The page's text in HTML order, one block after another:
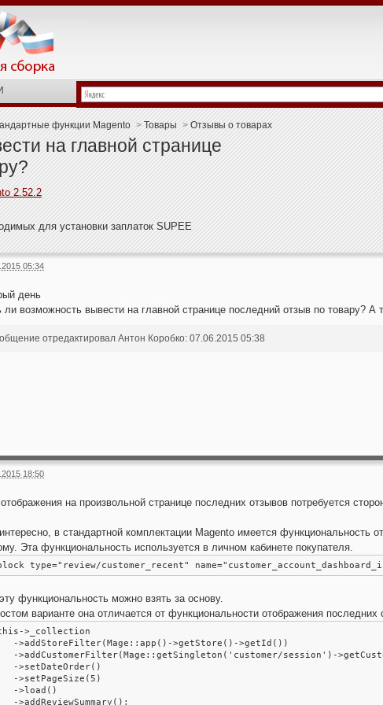
функции Magento > Товары > Отзывы о товарах
на главной странице
2.52.2
для установки заплаток SUPEE
05:34
день
ли возможность вывести на главной странице последний отзыв по товару?
отредактировал Антон Коробко: 07.06.2015 05:38
18:50
на произвольной странице последних отзывов потребуется
в стандартной комплектации Magento имеется функциональность
Эта функциональность используется в личном кабинете покупателя.
type="review/customer_recent"
функциональность можно взять за основу.
варианте она отличается от функциональности отображения
>_collection
->addStoreFilter(Mage::app()->getStore()->getId())
->addCustomerFilter(Mage::getSingleton('customer/session')-
->setDateOrder()
->setPageSize(5)
->load()
->addReviewSummary();